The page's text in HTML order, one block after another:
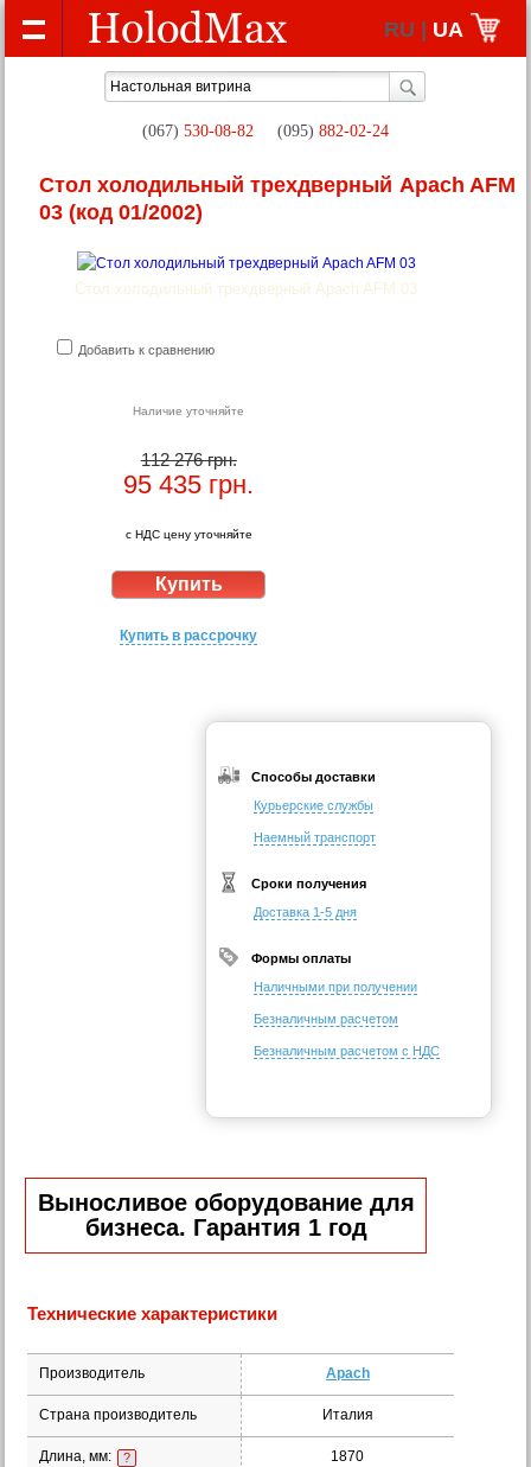
RU | UA
(067) 530-08-82 (095) 882-02-24
Стол холодильный трехдверный Apach AFM
03 (код 01/2002)
Стол холодильный трехдверный Apach AFM 03
Добавить к сравнению
Наличие уточняйте
112 276 грн.
95 435 грн.
с НДС цену уточняйте
Купить в рассрочку
Способы доставки
Курьерские службы
Наемный транспорт
Сроки получения
Доставка 1-5 дня
Формы оплаты
Наличными при получении
Безналичным расчетом
Безналичным расчетом с НДС
Выносливое оборудование для
бизнеса. Гарантия 1 год
Технические характеристики
Производитель Apach
Страна производитель Италия
Длина, мм: ? 1870